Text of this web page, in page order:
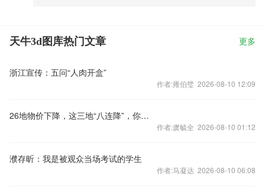
天牛3d图库热门文章 更多
浙江宣传：五问“人肉开盒”
作者:雍伯璧 2026-08-10 12:09
26地物价下降，这三地“八连降”，你家呢？
作者:虞毓全 2026-08-10 01:12
濮存昕：我是被观众当场考试的学生
作者:马凝达 2026-08-10 06:08